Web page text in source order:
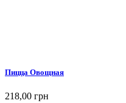
Пицца Овощная
218,00 грн